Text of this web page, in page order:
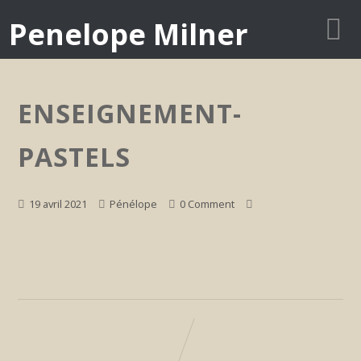
Penelope Milner
ENSEIGNEMENT-
PASTELS
19 avril 2021 Pénélope 0 Comment